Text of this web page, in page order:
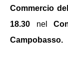
Commercio
18.30 nel
Campobasso.